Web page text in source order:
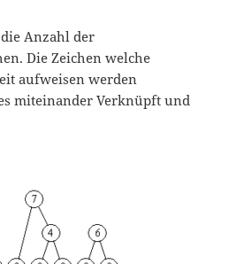
Anzahl der
Die Zeichen welche
aufweisen werden
miteinander Verknüpft und